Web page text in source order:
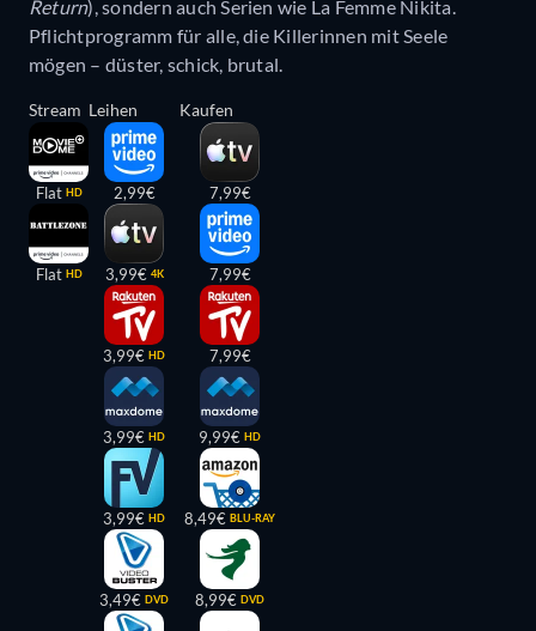
Return), sondern auch Serien wie La Femme Nikita.
Pflichtprogramm für alle, die Killerinnen mit Seele
mögen – düster, schick, brutal.
Stream
Flat HD
Flat HD
Leihen
2,99€
3,99€ 4K
3,99€ HD
3,99€ HD
3,99€ HD
3,49€ DVD
Kaufen
7,99€
7,99€
7,99€
9,99€ HD
8,49€ BLU-RAY
8,99€ DVD